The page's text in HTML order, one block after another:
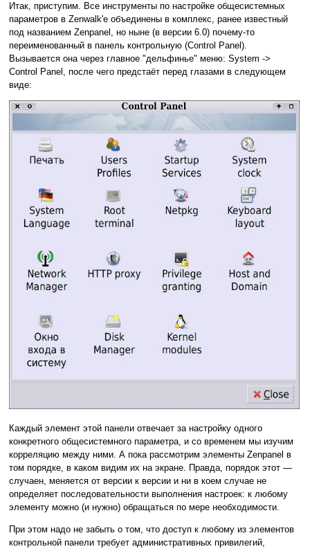
Итак, приступим. Все инструменты по настройке общесистемных
параметров в Zenwalk'е объединены в комплекс, ранее известный
под названием Zenpanel, но ныне (в версии 6.0) почему-то
переименованный в панель контрольную (Control Panel).
Вызывается она через главное "дельфинье" меню: System ->
Control Panel, после чего предстаёт перед глазами в следующем
виде:
Каждый элемент этой панели отвечает за настройку одного
конкретного общесистемного параметра, и со временем мы изучим
корреляцию между ними. А пока рассмотрим элементы Zenpanel в
том порядке, в каком видим их на экране. Правда, порядок этот —
случаен, меняется от версии к версии и ни в коем случае не
определяет последовательности выполнения настроек: к любому
элементу можно (и нужно) обращаться по мере необходимости.
При этом надо не забыть о том, что доступ к любому из элементов
контрольной панели требует административных привилегий,